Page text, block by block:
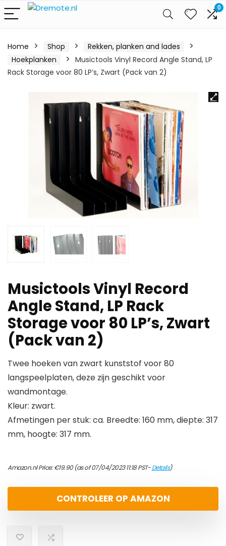
0
Home Shop
Rekken, planken and lades
Hoekplanken
Musictools Vinyl Record Angle Stand, LP
Rack Storage voor 80 LP’s, Zwart (Pack van 2)
Musictools Vinyl Record
Angle Stand, LP Rack
Storage voor 80 LP’s, Zwart
(Pack van 2)
Twee hoeken van zwart kunststof voor 80
langspeelplaten, deze zijn geschikt voor
wandmontage.
Kleur: zwart.
Afmetingen per stuk: ca. Breedte: 160 mm, diepte: 317
mm, hoogte: 317 mm.
Amazon.nl Price:€19.90(as of 07/04/2023 11:18 PST-Details)
CONTROLEER OP AMAZON